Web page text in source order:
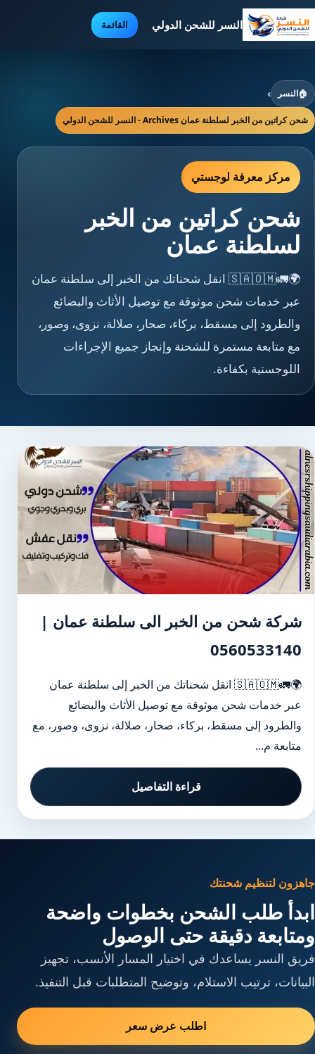
النسر للشحن الدولي القائمة
🏠النسر ›
شحن كراتين من الخبر لسلطنة عمان Archives - النسر للشحن الدولي
مركز معرفة لوجستي
شحن كراتين من الخبر
لسلطنة عمان
🌍🚛🇸🇦🇴🇲 انقل شحناتك من الخبر إلى سلطنة عمان
عبر خدمات شحن موثوقة مع توصيل الأثاث والبضائع
والطرود إلى مسقط، بركاء، صحار، صلالة، نزوى، وصور،
مع متابعة مستمرة للشحنة وإنجاز جميع الإجراءات
اللوجستية بكفاءة.
شركة شحن من الخبر الى سلطنة عمان |
0560533140
🌍🚛🇸🇦🇴🇲 انقل شحناتك من الخبر إلى سلطنة عمان
عبر خدمات شحن موثوقة مع توصيل الأثاث والبضائع
والطرود إلى مسقط، بركاء، صحار، صلالة، نزوى، وصور، مع
متابعة م...
قراءة التفاصيل
جاهزون لتنظيم شحنتك
ابدأ طلب الشحن بخطوات واضحة
ومتابعة دقيقة حتى الوصول
فريق النسر يساعدك في اختيار المسار الأنسب، تجهيز
البيانات، ترتيب الاستلام، وتوضيح المتطلبات قبل التنفيذ.
اطلب عرض سعر